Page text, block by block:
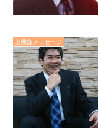
上機嫌メッセージ